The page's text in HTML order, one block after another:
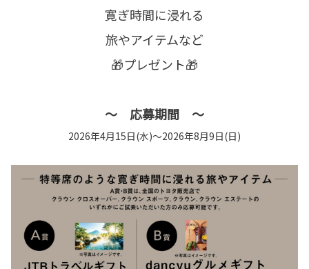
寛ぎ時間に浸れる
旅やアイテムなど
🎁プレゼント🎁
〜 応募期間 ～
2026年4月15日(水)〜2026年8月9日(日)